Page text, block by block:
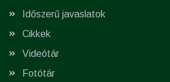
Időszerű javaslatok
Cikkek
Videótár
Fotótár